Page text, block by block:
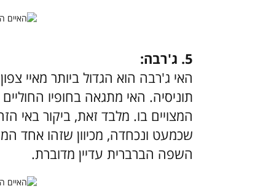
5. ג'רבה:
האי ג'רבה הוא הגדול ביותר מאיי
תוניסיה. האי מתגאה בחופיו
המצויים בו. מלבד זאת, ביקור באי
שכמעט ונכחדה, מכיוון שזהו אחד
השפה הברברית עדיין מדוברת.